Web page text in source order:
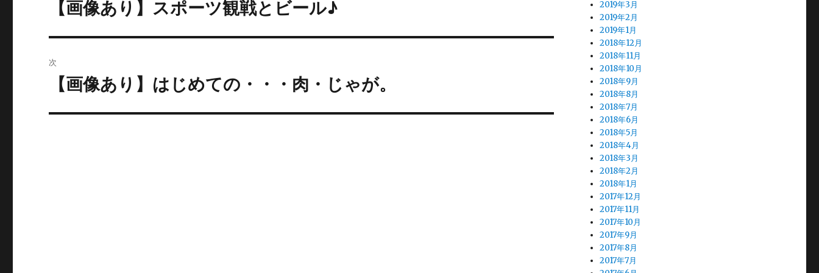
ゲ
の
投
稿:
【画像あり】スポーツ観戦とビール♪
次
投
【画像あり】はじめての・・・肉・じゃが。
2019年3月
2019年2月
2019年1月
2018年12月
2018年11月
2018年10月
2018年9月
2018年8月
2018年7月
2018年6月
2018年5月
2018年4月
2018年3月
2018年2月
2018年1月
2017年12月
2017年11月
2017年10月
2017年9月
2017年8月
2017年7月